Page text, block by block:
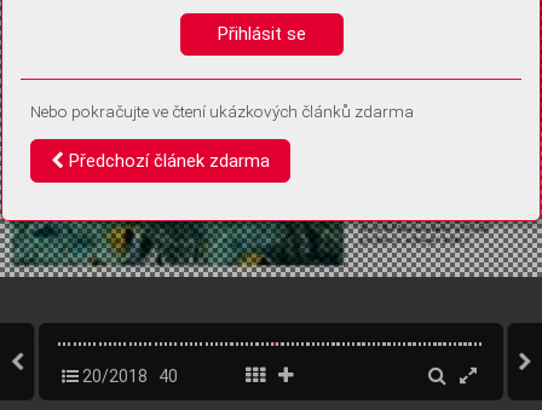
20/2018 40
Přihlásit se
Nebo pokračujte ve čtení ukázkových článků zdarma
Předchozí článek zdarma